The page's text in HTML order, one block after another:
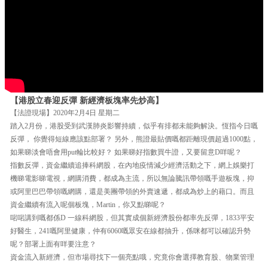
【港股立春迎反彈 新經濟板塊率先炒高】
【法證現場】2020年2月4日 星期二
踏入2月份，港股受到武漢肺炎影響持續，似乎有排都未能夠解決。恆指今日嘅
反彈， 你覺得短線應該點部署？ 另外，熊證最貼價嘅都距離現價超過1000點，
如果睇淡會唔會用put輪比較好？ 如果睇好指數買牛證，又要留意D咩呢？
指數反彈，資金繼續追捧科網股，在內地疫情減少經濟活動之下，網上娛樂打
機睇電影睇電視，網購消費，都成為主流，所以無論騰訊帶領嘅手遊板塊，抑
或阿里巴巴帶領嘅網購，還是美團帶領的外賣速遞，都成為炒上的藉口。而且
資金繼續有流入呢個板塊，Martin，你又點睇呢？
啱啱講到嘅都係D 一線科網股，但其實成個新經濟股份都率先反彈，1833平安
好醫生，241嘅阿里健康，仲有6060嘅眾安在線都抽升，係咪都可以確認升勢
呢？部署上面有咩要注意？
資金流入新經濟，但市場尋找下一個亮點哦，究竟你會選擇教育股、物業管理